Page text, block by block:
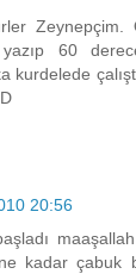
60
kurdelede
20:56
kadar çabuk